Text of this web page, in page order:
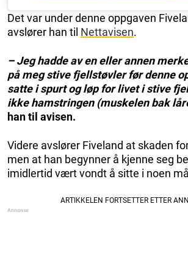
Det var under denne oppgaven
avslører han til Nettavisen.
– Jeg hadde av en eller annen
på meg stive fjellstøvler før denne
satte i spurt og løp for livet i stive
ikke hamstringen (muskelen bak
han til avisen.
Videre avslører Fiveland at skaden
men at han begynner å kjenne seg
imidlertid vært vondt å sitte i noen